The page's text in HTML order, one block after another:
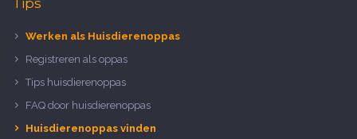
Werken als Huisdierenoppas
Registreren als oppas
Tips huisdierenoppas
FAQ door huisdierenoppas
Huisdierenoppas vinden